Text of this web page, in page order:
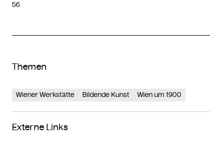
56
Themen
Wiener Werkstätte Bildende Kunst Wien um 1900
Externe Links